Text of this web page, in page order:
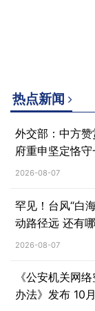
热点新闻
外交部：中方
府重申坚定恪
2026-08-07
罕见！台风“白
动路径远 还有
普→
2026-08-07
《公安机关网
办法》发布 10